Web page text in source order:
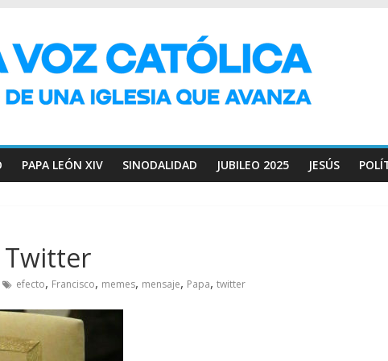
PAPA LEÓN XIV SINODALIDAD JUBILEO 2025 JESÚS
Twitter
efecto, Francisco, memes, mensaje, Papa, twitter